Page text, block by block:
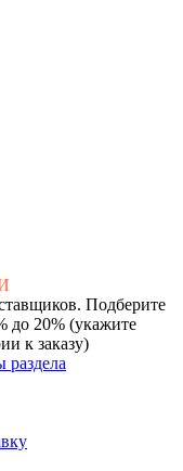
Подберите
до 20% (укажите
к заказу)
раздела